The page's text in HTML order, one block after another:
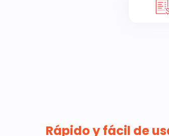
Rápido y fácil de